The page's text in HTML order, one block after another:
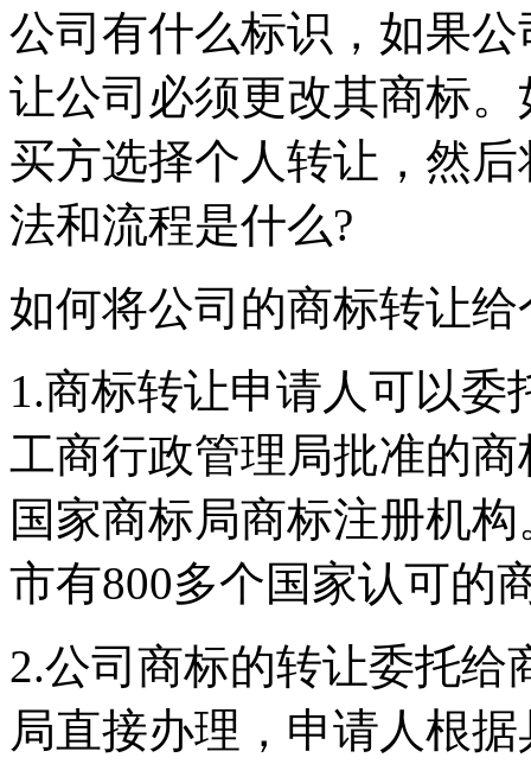
公司有什么标识，如果
让公司必须更改其商标
买方选择个人转让，然
法和流程是什么?
如何将公司的商标转让给
1.商标转让申请人可以
工商行政管理局批准的
国家商标局商标注册机
市有800多个国家认可的
2.公司商标的转让委托
局直接办理，申请人根